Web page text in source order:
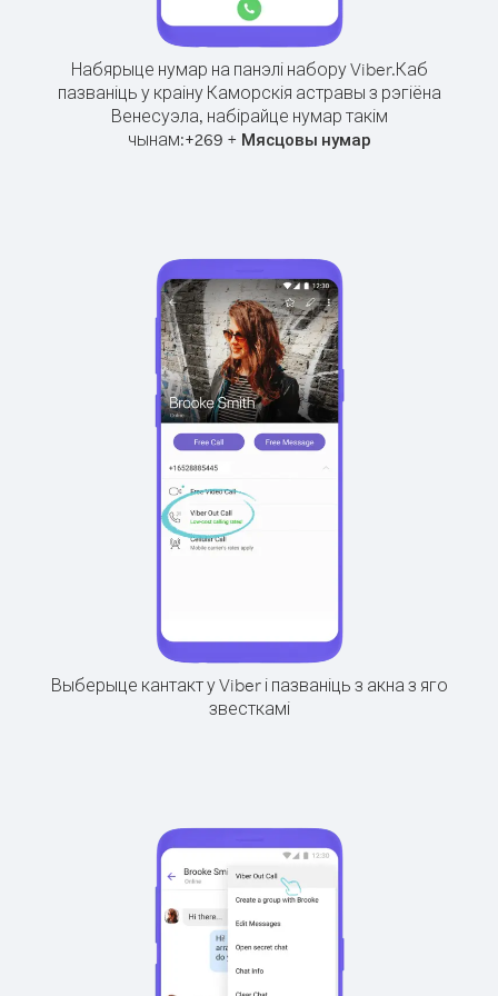
Набярыце нумар на панэлі набору Viber.Каб
пазваніць у краіну Каморскія астравы з рэгіёна
Венесуэла, набірайце нумар такім
чынам:+269 + Мясцовы нумар
Выберыце кантакт у Viber і пазваніць з акна з яго
звесткамі